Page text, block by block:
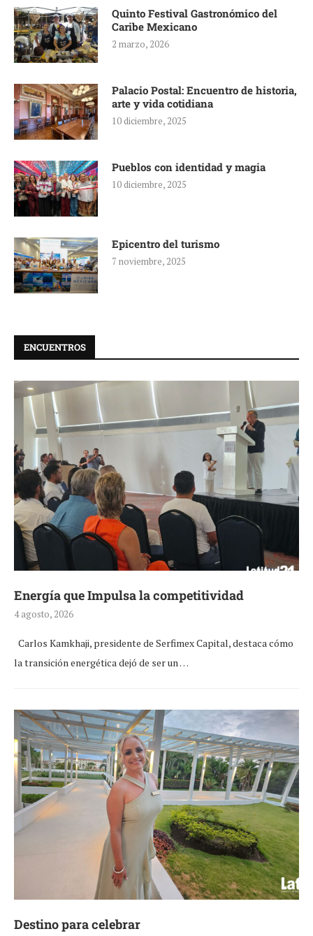
Quinto Festival Gastronómico del
Caribe Mexicano
2 marzo, 2026
Palacio Postal: Encuentro de historia,
arte y vida cotidiana
10 diciembre, 2025
Pueblos con identidad y magia
10 diciembre, 2025
Epicentro del turismo
7 noviembre, 2025
ENCUENTROS
Energía que Impulsa la competitividad
4 agosto, 2026
Carlos Kamkhaji, presidente de Serfimex Capital, destaca cómo
la transición energética dejó de ser un …
Destino para celebrar